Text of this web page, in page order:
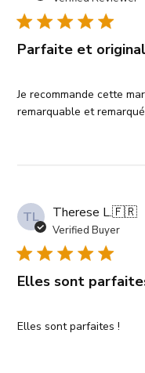
Parfaite et
Je recommande cette
remarquable et
TL Therese L.🇫🇷
Verified Buyer
Elles sont
Elles sont parfaites !